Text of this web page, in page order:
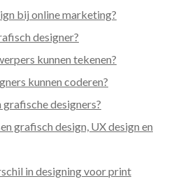
bij online marketing?
designer?
kunnen tekenen?
kunnen coderen?
designers?
grafisch design, UX design en
in designing voor print